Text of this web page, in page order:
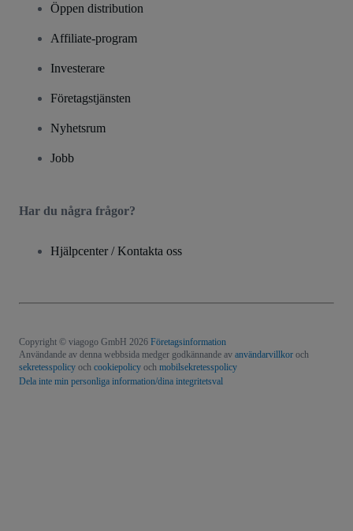
Öppen distribution
Affiliate-program
Investerare
Företagstjänsten
Nyhetsrum
Jobb
Har du några frågor?
Hjälpcenter / Kontakta oss
Copyright © viagogo GmbH 2026 Företagsinformation
Användande av denna webbsida medger godkännande av användarvillkor och
sekretesspolicy och cookiepolicy och mobilsekretesspolicy
Dela inte min personliga information/dina integritetsval